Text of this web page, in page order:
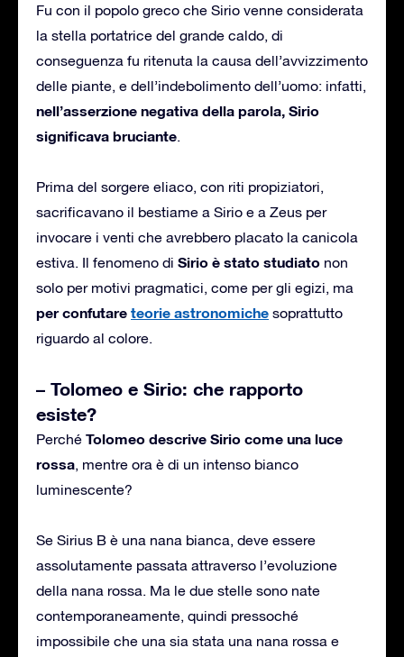
Fu con il popolo greco che Sirio venne considerata
la stella portatrice del grande caldo, di
conseguenza fu ritenuta la causa dell’avvizzimento
delle piante, e dell’indebolimento dell’uomo: infatti,
nell’asserzione negativa della parola, Sirio
significava bruciante.
Prima del sorgere eliaco, con riti propiziatori,
sacrificavano il bestiame a Sirio e a Zeus per
invocare i venti che avrebbero placato la canicola
estiva. Il fenomeno di Sirio è stato studiato non
solo per motivi pragmatici, come per gli egizi, ma
per confutare teorie astronomiche soprattutto
riguardo al colore.
– Tolomeo e Sirio: che rapporto
esiste?
Perché Tolomeo descrive Sirio come una luce
rossa, mentre ora è di un intenso bianco
luminescente?
Se Sirius B è una nana bianca, deve essere
assolutamente passata attraverso l’evoluzione
della nana rossa. Ma le due stelle sono nate
contemporaneamente, quindi pressoché
impossibile che una sia stata una nana rossa e